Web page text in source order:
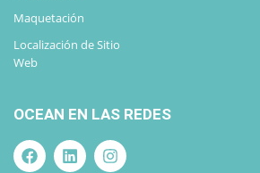
Maquetación
Localización de Sitio
Web
OCEAN EN LAS REDES